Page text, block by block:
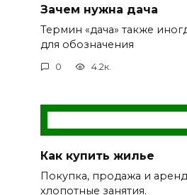
Зачем нужна дача
Термин «дача» также
для обозначения
0 4.2к.
Как купить жилье
Покупка, продажа и
хлопотные занятия.